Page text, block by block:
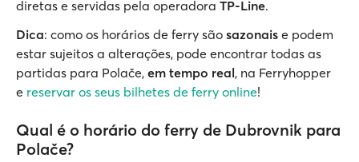
diretas e servidas pela operadora TP-Line.
Dica: como os horários de ferry são sazonais e podem
estar sujeitos a alterações, pode encontrar todas as
partidas para Polače, em tempo real, na Ferryhopper
e reservar os seus bilhetes de ferry online!
Qual é o horário do ferry de Dubrovnik para
Polače?